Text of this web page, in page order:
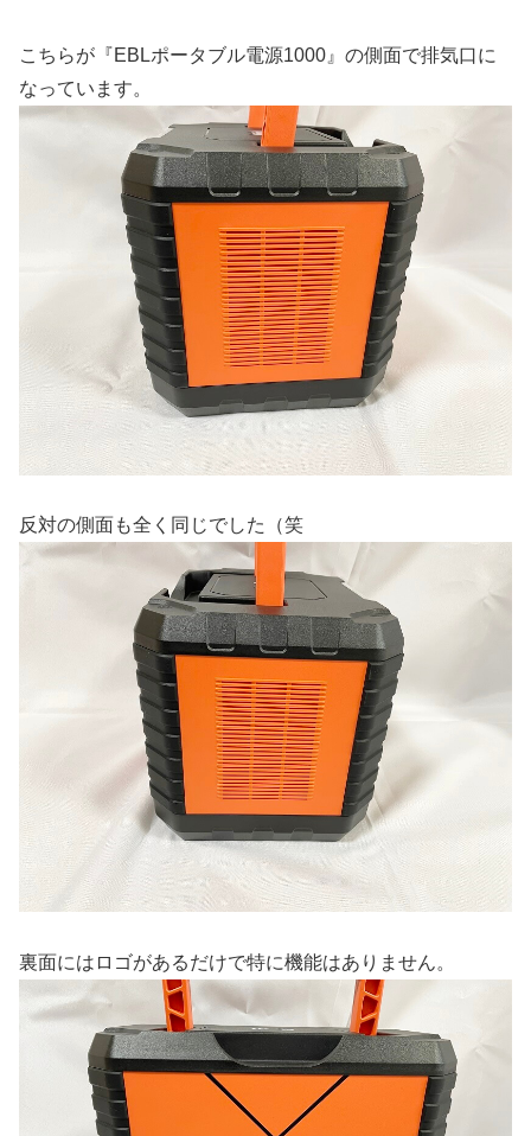
こちらが『EBLポータブル電源1000』の側面で排気口に
なっています。
反対の側面も全く同じでした（笑
裏面にはロゴがあるだけで特に機能はありません。